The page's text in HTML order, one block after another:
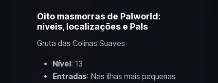
Oito masmorras de Palworld:
níveis, localizações e Pals
Gruta das Colinas Suaves
Nível : 13
Entradas: Nas ilhas mais pequenas